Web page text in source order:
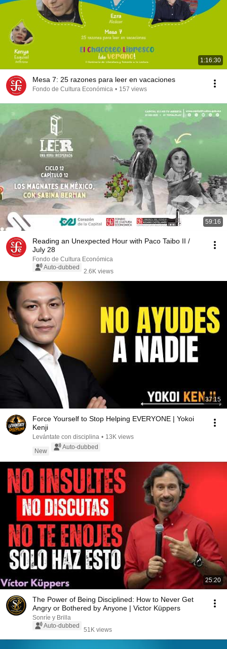
1:16:30
Mesa 7: 25 razones para leer en vacaciones
Fondo de Cultura Económica • 157 views
59:16
Reading an Unexpected Hour with Paco Taibo II /
July 28
Fondo de Cultura Económica
Auto-dubbed
2.6K views
37:15
Force Yourself to Stop Helping EVERYONE | Yokoi
Kenji
Levántate con disciplina • 13K views
New
Auto-dubbed
25:20
The Power of Being Disciplined: How to Never Get
Angry or Bothered by Anyone | Victor Küppers
Sonríe y Brilla
Auto-dubbed
51K views